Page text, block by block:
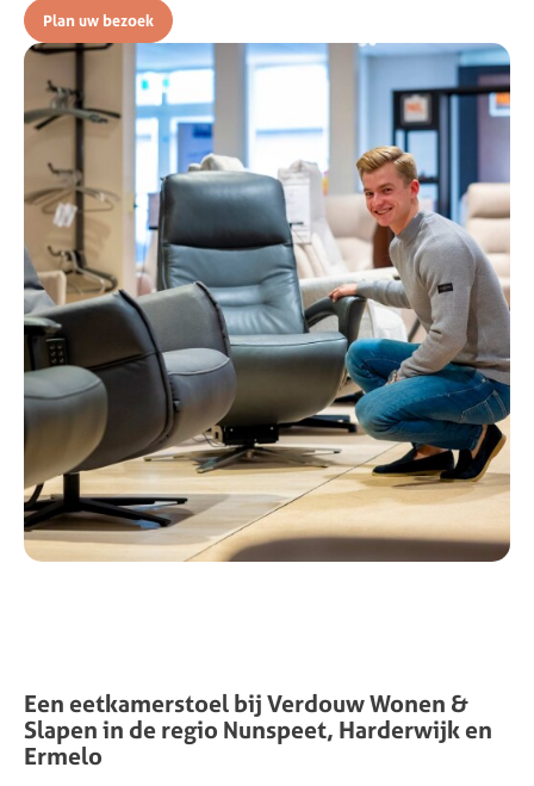
Plan uw bezoek
Een eetkamerstoel bij VerdouwWonen &
Slapen in de regio Nunspeet, Harderwijk en
Ermelo